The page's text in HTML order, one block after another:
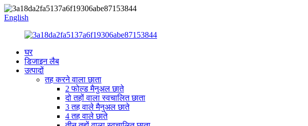
English
घर
डिजाइन लैब
उत्पादों
तह करने वाला छाता
2 फोल्ड मैनुअल छाते
दो तहों वाला स्वचालित छाता
3 तह वाले मैनुअल छाते
4 तह वाले छाते